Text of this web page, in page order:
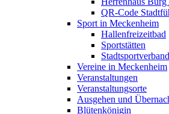
QR-Code
Sport in Meckenheim
Hallenfreizeitbad
Sportstätten
Stadtsportverband
Vereine in Meckenheim
Veranstaltungen
Veranstaltungsorte
Ausgehen und
Blütenkönigin